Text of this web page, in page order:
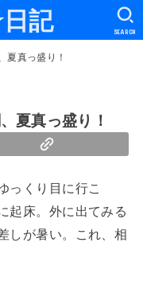
記 SEARCH
夏真っ盛り！
夏真っ盛り！
っくり目に行こ
起床。外に出てみる
しが暑い。これ、相